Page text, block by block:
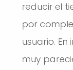
reducir el
por
usuario.
muy